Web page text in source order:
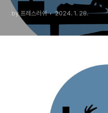
by 프레스러쉬 2024. 1. 28.